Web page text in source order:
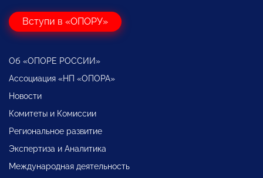
Вступи в «ОПОРУ»
Об «ОПОРЕ РОССИИ»
Ассоциация «НП «ОПОРА»
Новости
Комитеты и Комиссии
Региональное развитие
Экспертиза и Аналитика
Международная деятельность